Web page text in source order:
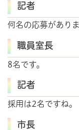
記者
何名の応募があり
職員室長
8名です。
記者
採用は2名ですね。
市長